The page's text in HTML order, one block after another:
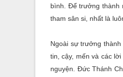
bình. Để trưởng thành
tham sân si, nhất là
Ngoài sự trưởng
tin, cậy, mến và các
nguyện. Đức Thánh